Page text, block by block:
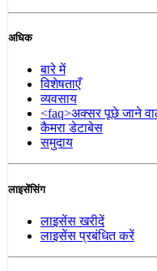
अधिक
बारे में
विशेषताएँ
व्यवसाय
<faq>अक्सर पूछे जाने
कैमरा डेटाबेस
समुदाय
लाइसेंसिंग
लाइसेंस खरीदें
लाइसेंस प्रबंधित करें